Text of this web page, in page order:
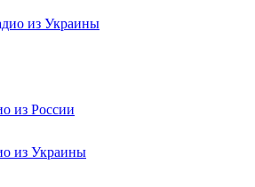
из Украины
из России
из Украины